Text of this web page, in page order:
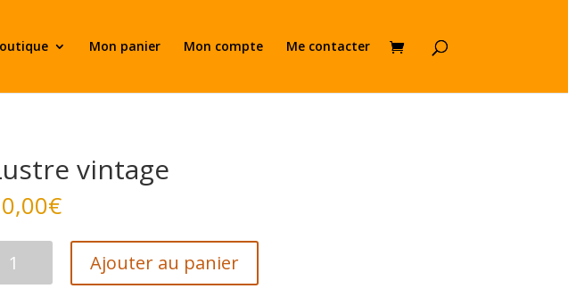
Mon panier Mon compte Me contacter
vintage
€
Ajouter au panier